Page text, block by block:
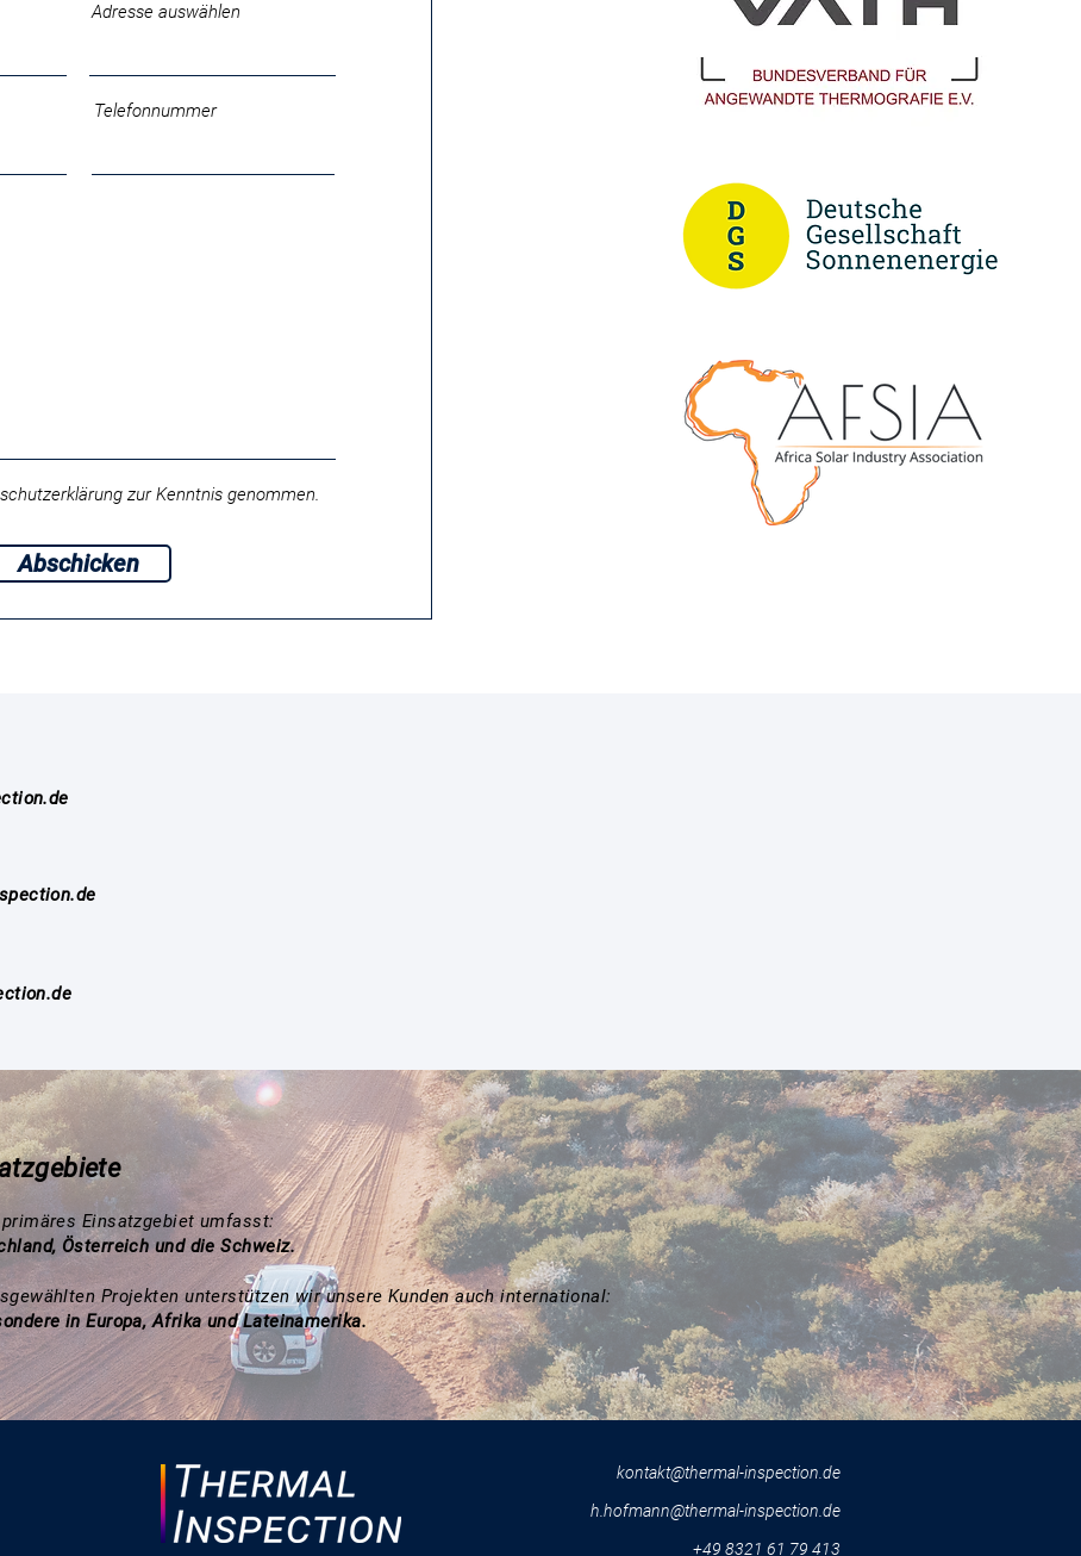
Adresse auswählen
Telefonnummer
zur Kenntnis genommen.
Abschicken
Einsatzgebiet umfasst:
Österreich und die Schweiz.
Projekten unterstützen wir unsere Kunden auch international:
in Europa, Afrika und Lateinamerika.
kontakt@thermal-inspection.de
h.hofmann@thermal-inspection.de
+49 8321 61 79 413